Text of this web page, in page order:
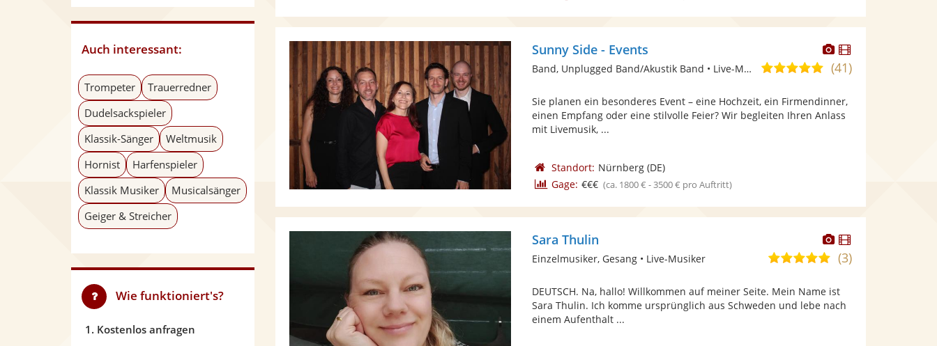
Dieser
Künstler
stellt
bereit.
Dieser
Künstler
Sunny Side - Events
5,0
5
Sternen
(41)
Band, Unplugged Band/Akustik Band • Live-Musiker
Sie planen ein besonderes Event – eine Hochzeit, ein Firmendinner,
einen Empfang oder eine stilvolle Feier? Wir begleiten Ihren Anlass
mit Livemusik, ...
Standort: Nürnberg(DE)
Gage: €€€ (ca. 1800 € - 3500 € pro Auftritt)
Dieser
Künstler
stellt
bereit.
Dieser
Künstler
Sara Thulin
5,0
5
Sternen
(3)
Einzelmusiker, Gesang • Live-Musiker
DEUTSCH. Na, hallo! Willkommen auf meiner Seite. Mein Name ist
Sara Thulin. Ich komme ursprünglich aus Schweden und lebe nach
einem Aufenthalt ...
Auch interessant:
Trompeter
Trauerredner
Dudelsackspieler
Klassik-Sänger
Weltmusik
Hornist
Harfenspieler
Klassik Musiker
Musicalsänger
Geiger & Streicher
Wie funktioniert's?
1. Kostenlos anfragen